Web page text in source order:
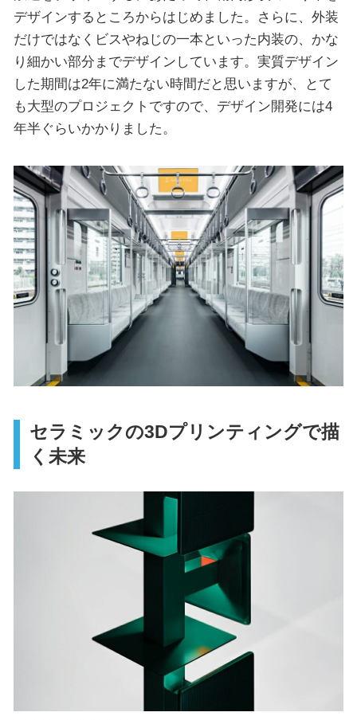
デザインするところからはじめました。さらに、外装
だけではなくビスやねじの一本といった内装の、かな
り細かい部分までデザインしています。実質デザイン
した期間は2年に満たない時間だと思いますが、とて
も大型のプロジェクトですので、デザイン開発には4
年半ぐらいかかりました。
セラミックの3Dプリンティングで描
く未来